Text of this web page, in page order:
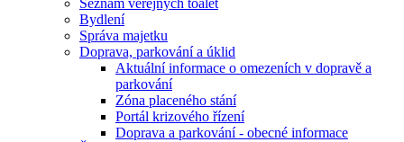
Bydlení
Správa majetku
Doprava, parkování a úklid
Aktuální informace o omezeních v dopravě a
parkování
Zóna placeného stání
Portál krizového řízení
Doprava a parkování - obecné informace